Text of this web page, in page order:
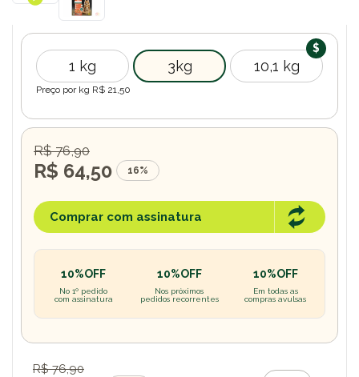
1 kg 3kg 10,1 kg
Preço por kg R$ 21,50
R$ 76,90
R$ 76,90
R$ 64,50 16%
Comprar com assinatura
10%OFF
No 1º pedido
com assinatura
10%OFF
Nos próximos
pedidos recorrentes
10%OFF
Em todas as
compras avulsas